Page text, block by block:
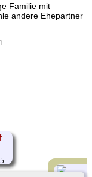
Familie mit
andere Ehepartner